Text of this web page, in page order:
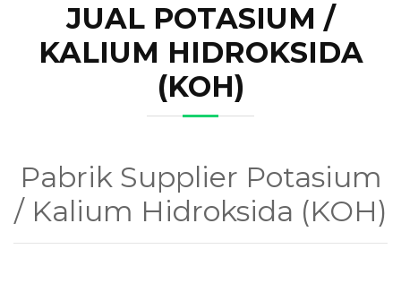
JUAL POTASIUM /
KALIUM HIDROKSIDA
(KOH)
Pabrik Supplier Potasium
/ Kalium Hidroksida (KOH)